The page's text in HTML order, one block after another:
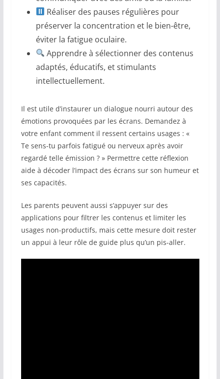
Réaliser des pauses régulières pour
préserver la concentration et le bien-être,
éviter la fatigue oculaire.
Apprendre à sélectionner des contenus
adaptés, éducatifs, et stimulants
intellectuellement.
Il est utile d’instaurer un dialogue nourri autour des
émotions provoquées par les écrans. Demandez à
votre enfant comment il ressent certains usages : «
Te sens-tu parfois fatigué ou nerveux après avoir
regardé telle émission ? » Permettre cette réflexion
aide à décoder l’impact des écrans sur son humeur et
ses capacités.
Les parents peuvent aussi s’appuyer sur des
applications pour filtrer les contenus et limiter les
usages non-productifs, mais cette mesure doit rester
un appui à leur rôle de guide plus qu’un pis-aller.